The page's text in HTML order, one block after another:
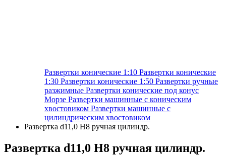
Развертки конические 1:10 Развертки конические
1:30 Развертки конические 1:50 Развертки ручные
разжимные Развертки конические под конус
Морзе Развертки машинные с коническим
хвостовиком Развертки машинные с
цилиндрическим хвостовиком
Развертка d11,0 H8 ручная цилиндр.
Развертка d11,0 H8 ручная цилиндр.